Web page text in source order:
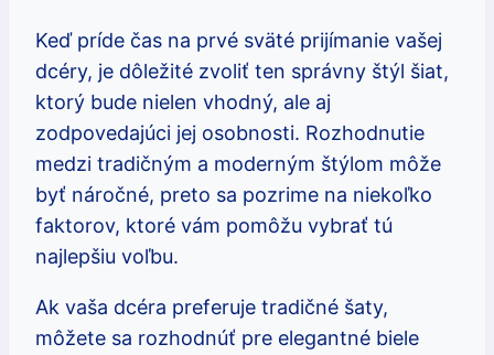
Keď príde čas na prvé sväté prijímanie vašej
dcéry, je dôležité zvoliť ten správny štýl šiat,
ktorý bude nielen vhodný, ale aj
zodpovedajúci jej osobnosti. Rozhodnutie
medzi tradičným a moderným štýlom môže
byť náročné, preto sa pozrime na niekoľko
faktorov, ktoré vám pomôžu vybrať tú
najlepšiu voľbu.
Ak vaša dcéra preferuje tradičné šaty,
môžete sa rozhodnúť pre elegantné biele